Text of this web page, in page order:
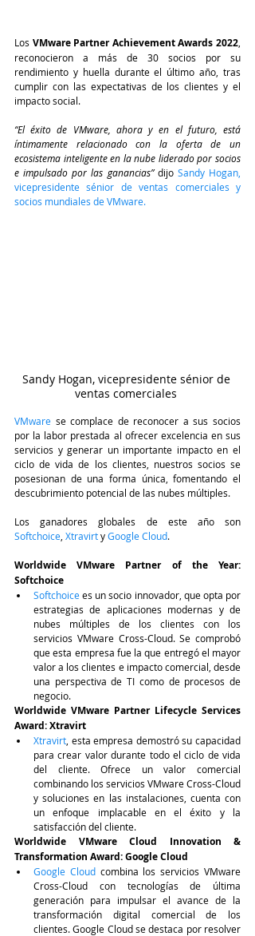
Los VMware Partner Achievement Awards 2022
reconocieron a más de 30 socios por su
rendimiento y huella durante el último año, tras
cumplir con las expectativas de los clientes y el
impacto social.
“El éxito de VMware, ahora y en el futuro, está
íntimamente relacionado con la oferta de un
ecosistema inteligente en la nube liderado por socios
e impulsado por las ganancias” dijo Sandy Hogan,
vicepresidente sénior de ventas comerciales y
socios mundiales de VMware.
Sandy Hogan, vicepresidente sénior de
ventas comerciales
VMware se complace de reconocer a sus socios
por la labor prestada al ofrecer excelencia en sus
servicios y generar un importante impacto en el
ciclo de vida de los clientes, nuestros socios se
posesionan de una forma única, fomentando el
descubrimiento potencial de las nubes múltiples.
Softchoice Xtravirt y Google Cloud.
Worldwide VMware Partner of the Year:
Softchoice
Softchoice es un socio innovador, que opta por
estrategias de aplicaciones modernas y de
nubes múltiples de los clientes con los
servicios VMware Cross-Cloud. Se comprobó
que esta empresa fue la que entregó el mayor
valor a los clientes e impacto comercial, desde
una perspectiva de TI como de procesos de
negocio.
Worldwide VMware Partner Lifecycle Services
Award: Xtravirt
Xtravirt , esta empresa demostró su capacidad
para crear valor durante todo el ciclo de vida
del cliente. Ofrece un valor comercial
combinando los servicios VMware Cross-Cloud
y soluciones en las instalaciones, cuenta con
un enfoque implacable en el éxito y la
satisfacción del cliente.
Worldwide VMware Cloud Innovation &
Transformation Award: Google Cloud
Google Cloud combina los servicios VMware
Cross-Cloud con tecnologías de última
generación para impulsar el avance de la
transformación digital comercial de los
clientes. Google Cloud se destaca por resolver